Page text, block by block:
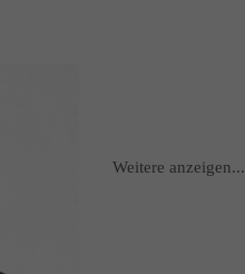
Weitere anzeigen...